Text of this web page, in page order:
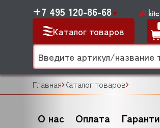
Каталог товаров
+7 495 120-86-68
Главная Каталог товаров
О нас Оплата